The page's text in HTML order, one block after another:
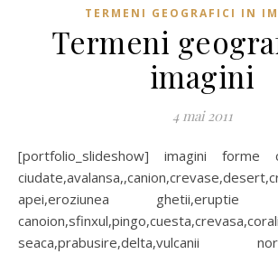
TERMENI GEOGRAFICI IN
Termeni
imagini
4 mai 2011
[portfolio_slideshow] imagini forme ciudate,formatiuni
apei,eroziunea ghetii,eruptie
seaca,prabusire,delta,vulcanii